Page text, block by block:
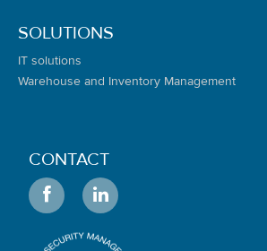
SOLUTIONS
IT solutions
Warehouse and Inventory Management
CONTACT